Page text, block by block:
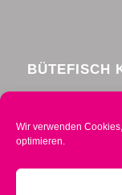
Wir verwenden
optimieren.
BÜTEFISCH
Menzelstraße 30
Telefon 0711